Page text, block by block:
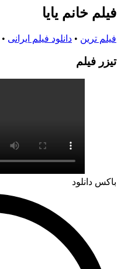
فیلم خانم یایا
فیلم ترین • دانلود فیلم ایرانی •
تيزر فيلم
باکس دانلود